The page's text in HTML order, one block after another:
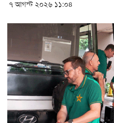
৭ আগস্ট ২০২৬ ১১:০৪